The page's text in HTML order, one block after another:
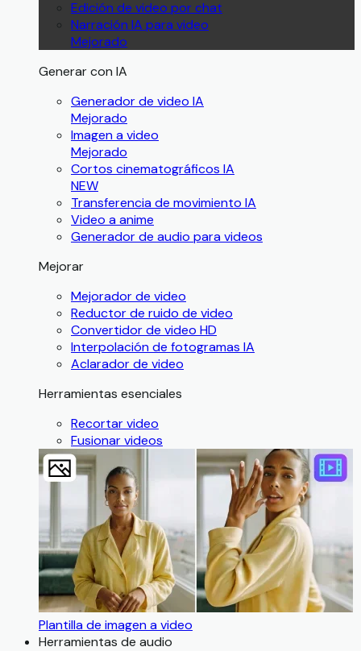
Edición de video por chat
Narración IA para video
Mejorado
Generar con IA
Generador de video IA
Mejorado
Imagen a video
Mejorado
Cortos cinematográficos IA
NEW
Transferencia de movimiento IA
Video a anime
Generador de audio para videos
Mejorar
Mejorador de video
Reductor de ruido de video
Convertidor de video HD
Interpolación de fotogramas IA
Aclarador de video
Herramientas esenciales
Recortar video
Fusionar videos
Plantilla de imagen a video
Herramientas de audio